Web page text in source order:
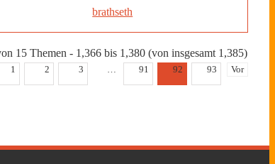
brathseth
15 Themen - 1,366 bis 1,380 (von insgesamt 1,385)
1 2 3 … 91 92 93 Vor